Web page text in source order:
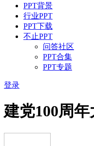
PPT背景
行业PPT
PPT下载
不止PPT
问答社区
PPT合集
PPT专题
登录
建党100周